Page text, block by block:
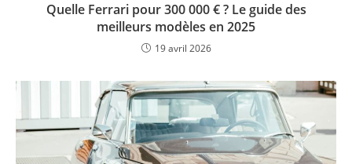
Quelle Ferrari pour 300 000 € ? Le guide des
meilleurs modèles en 2025
19 avril 2026